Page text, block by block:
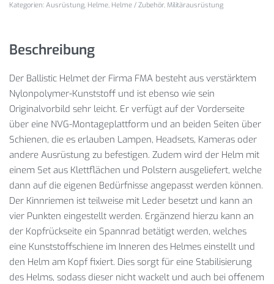
Kategorien: Ausrüstung, Helme, Helme / Zubehör, Militärausrüstung
Beschreibung
Der Ballistic Helmet der Firma FMA besteht aus verstärktem
Nylonpolymer-Kunststoff und ist ebenso wie sein
Originalvorbild sehr leicht. Er verfügt auf der Vorderseite
über eine NVG-Montageplattform und an beiden Seiten über
Schienen, die es erlauben Lampen, Headsets, Kameras oder
andere Ausrüstung zu befestigen. Zudem wird der Helm mit
einem Set aus Klettflächen und Polstern ausgeliefert, welche
dann auf die eigenen Bedürfnisse angepasst werden können.
Der Kinnriemen ist teilweise mit Leder besetzt und kann an
vier Punkten eingestellt werden. Ergänzend hierzu kann an
der Kopfrückseite ein Spannrad betätigt werden, welches
eine Kunststoffschiene im Inneren des Helmes einstellt und
den Helm am Kopf fixiert. Dies sorgt für eine Stabilisierung
des Helms, sodass dieser nicht wackelt und auch bei offenem